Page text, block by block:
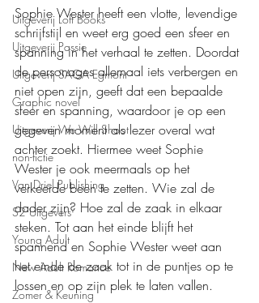
Uitgeverij Loft Books
Uitgeverij Passie
Uitgeverij SAGA Egmont
Graphic novel
Uitgeverij We Will Shoot
non-fictie
Van Driel Publishing
S2 Uitgevers
Young Adult
New Adult Romance
Zomer & Keuning
Sophie Wester heeft een vlotte, levendige
schrijfstijl en weet erg goed een sfeer en
spanning in het verhaal te zetten. Doordat
de personages allemaal iets verbergen en
niet open zijn, geeft dat een bepaalde
sfeer en spanning, waardoor je op een
gegeven moment als lezer overal wat
achter zoekt. Hiermee weet Sophie
Wester je ook meermaals op het
verkeerde been te zetten. Wie zal de
dader zijn? Hoe zal de zaak in elkaar
steken. Tot aan het einde blijft het
spannend en Sophie Wester weet aan
het einde de zaak tot in de puntjes op te
lossen en op zijn plek te laten vallen.